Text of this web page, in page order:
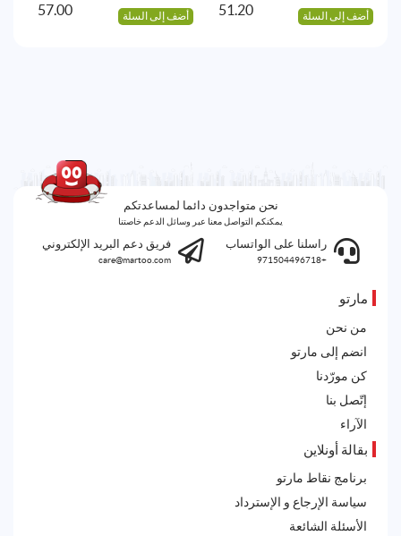
أضف إلى السلة 51.20 أضف إلى السلة 57.00
نحن متواجدون دائما لمساعدتكم
يمكنكم التواصل معنا عبر وسائل الدعم خاصتنا
راسلنا على الواتساب
+971504496718
فريق دعم البريد الإلكتروني
care@martoo.com
مارتو
من نحن
انضم إلى مارتو
كن مورّدنا
إتّصل بنا
الآراء
بقالة أونلاين
برنامج نقاط مارتو
سياسة الإرجاع و الإسترداد
الأسئلة الشائعة